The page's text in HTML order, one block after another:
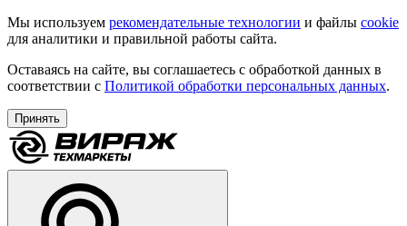
Мы используем рекомендательные технологии и файлы cookie
для аналитики и правильной работы сайта.
Оставаясь на сайте, вы соглашаетесь с обработкой данных в
соответствии с Политикой обработки персональных данных.
Принять